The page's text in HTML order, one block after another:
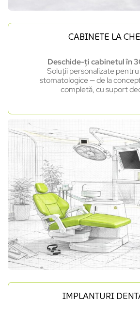
CABINETE LA
Deschide-ți cabinetul în
Soluții personalizate
stomatologice — de la
completă, cu suport
IMPLANTURI